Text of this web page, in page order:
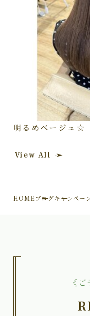
明るめベージュ☆
View All
HOMEブログキャンペー
《